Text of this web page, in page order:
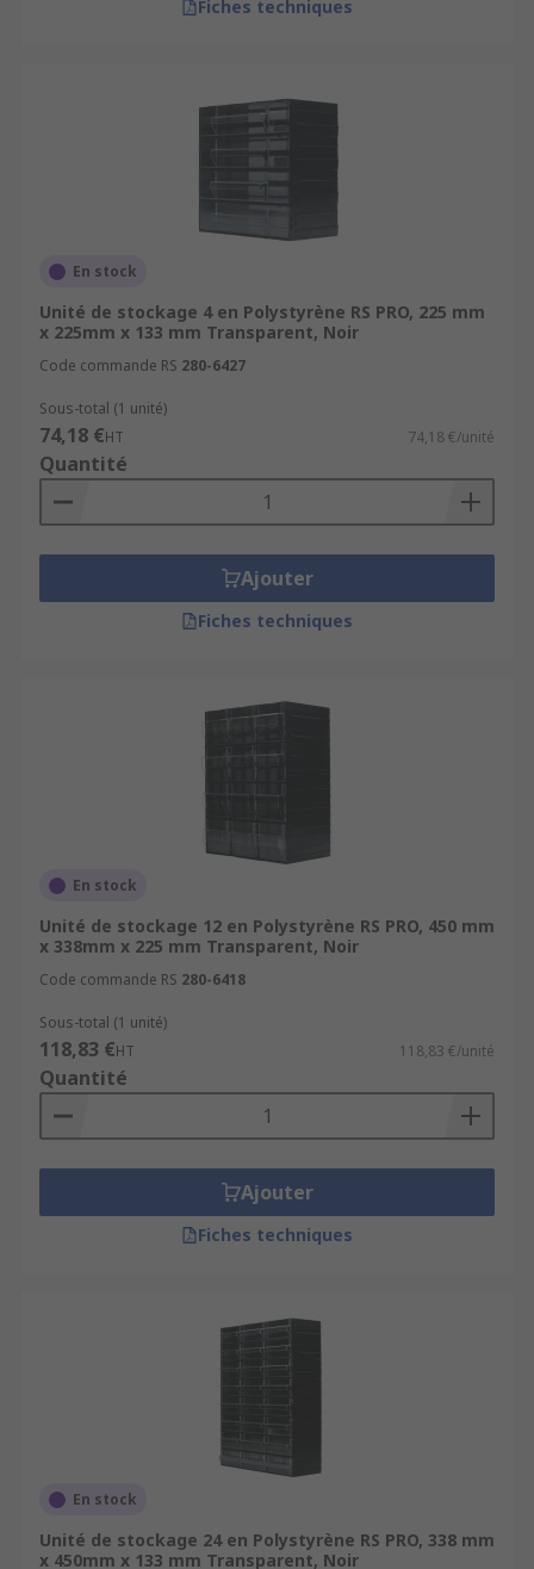
Fiches techniques
En stock
Unité de stockage 4 en Polystyrène RS PRO, 225 mm
x 225mm x 133 mm Transparent, Noir
Code commande RS 280-6427
Sous-total (1 unité)
74,18 €HT 74,18 €/unité
Quantité
Ajouter
Fiches techniques
En stock
Unité de stockage 12 en Polystyrène RS PRO, 450 mm
x 338mm x 225 mm Transparent, Noir
Code commande RS 280-6418
Sous-total (1 unité)
118,83 €HT 118,83 €/unité
Quantité
Ajouter
Fiches techniques
En stock
Unité de stockage 24 en Polystyrène RS PRO, 338 mm
x 450mm x 133 mm Transparent, Noir